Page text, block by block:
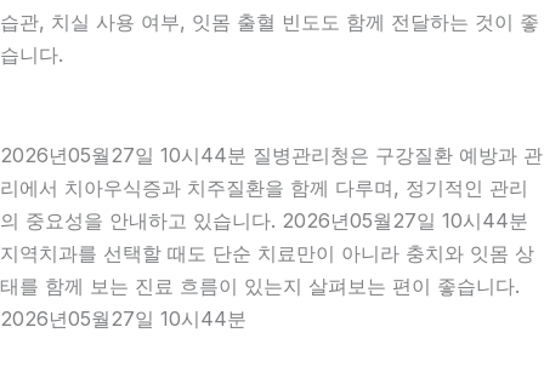
습관, 치실 사용 여부, 잇몸 출혈 빈도도 함께 전달하는 것이 좋
습니다.
2026년05월27일 10시44분 질병관리청은 구강질환 예방과 관
리에서 치아우식증과 치주질환을 함께 다루며, 정기적인 관리
의 중요성을 안내하고 있습니다. 2026년05월27일 10시44분
지역치과를 선택할 때도 단순 치료만이 아니라 충치와 잇몸 상
태를 함께 보는 진료 흐름이 있는지 살펴보는 편이 좋습니다.
2026년05월27일 10시44분